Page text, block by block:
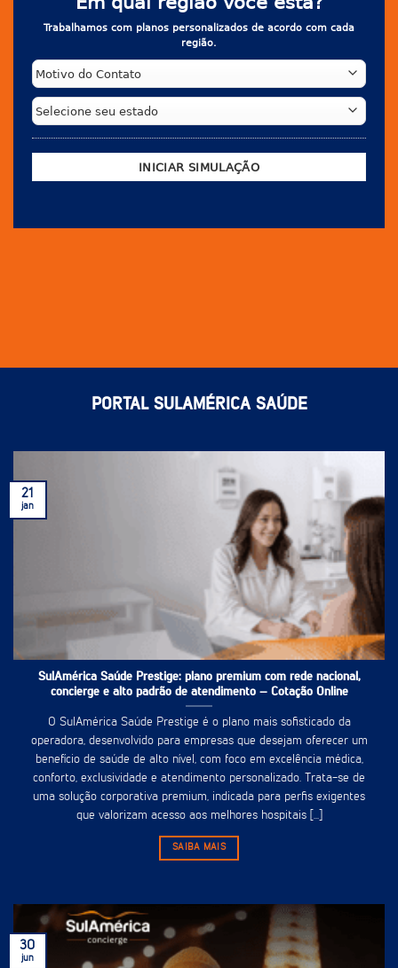
PORTAL SULAMÉRICA SAÚDE
SulAmérica Saúde Prestige: plano premium com rede nacional,
concierge e alto padrão de atendimento – Cotação Online
O SulAmérica Saúde Prestige é o plano mais sofisticado da
operadora, desenvolvido para empresas que desejam oferecer um
benefício de saúde de alto nível, com foco em excelência médica,
conforto, exclusividade e atendimento personalizado. Trata-se de
uma solução corporativa premium, indicada para perfis exigentes
que valorizam acesso aos melhores hospitais [...]
SAIBA MAIS
21
jan
30
jun